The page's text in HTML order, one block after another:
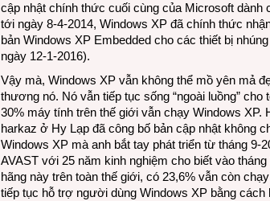
cập nhật chính thức cuối cùng của Microsoft dành
tới ngày 8-4-2014, Windows XP đã chính thức
bản Windows XP Embedded cho các thiết bị
ngày 12-1-2016).
Vậy mà, Windows XP vẫn không thể mồ yên mả
thương nó. Nó vẫn tiếp tục sống “ngoài luồng”
30% máy tính trên thế giới vẫn chạy Windows XP.
harkaz ở Hy Lạp đã công bố bản cập nhật không
Windows XP mà anh bắt tay phát triển từ tháng 9-
AVAST với 25 năm kinh nghiệm cho biết vào
hãng này trên toàn thế giới, có 23,6% vẫn còn
tiếp tục hỗ trợ người dùng Windows XP bằng